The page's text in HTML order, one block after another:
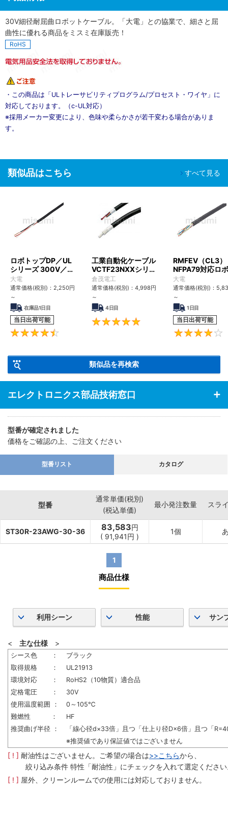
30V細径耐屈曲ロボットケーブル。「大電」との協業で、細さと屈
曲性に優れる商品をミスミ在庫販売！
RoHS
・この商品は「ULトレーサビリティプログラム/プロセスト・ワイヤ」に
対応しております。（c-UL対応）
※採用メーカー変更により、色味や柔らかさが若干変わる場合がありま
す。
類似品はこちら すべて見る
ロボトップDP／UL
シリーズ 300V／
UL2517
大電
通常価格(税別)： 2,250円
～
在庫品1日目
当日出荷可能
工業自動化ケーブル
VCTF23NXXシリー
ズ（耐震・UL/PSE
対応）
倉茂電工
通常価格(税別)： 4,998円
～
4日目
4.8
RMFEV（CL3）
NFPA79対応ロ
トケーブル
大電
通常価格(税別)：
～
1日目
当日出荷可能
類似品を再検索
エレクトロニクス部品技術窓口
型番が確定されました
価格をご確認の上、ご注文ください
型番リスト カタログ
型番
通常単価(税別)
(税込単価)
最小発注数量 スラ
ST30R-23AWG-30-36 83,583円
( 91,941円 )
1個
1
商品仕様
利用シーン 性能 サン
< 主な仕様 >
シース色 ：
ブラック
取得規格 ：
UL21913
環境対応 ：
RoHS2（10物質）適合品
定格電圧 ：
30V
使用温度範囲 ：
0～105℃
難燃性 ：
HF
推奨曲げ半径 ：
「線心径d×33倍」且つ「仕上り径D×6倍」且つ「
※推奨値であり保証値ではございません
[ ! ] 耐油性はございません。ご希望の場合は>>こちらから、
絞り込み条件 特性「耐油性」にチェックを入れて選定くださ
[ ! ] 屋外、クリーンルームでの使用には対応しておりません。